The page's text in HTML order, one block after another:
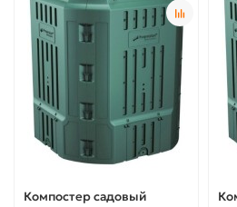
Компостер садовый